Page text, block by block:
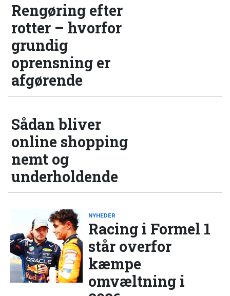
Rengøring efter
rotter – hvorfor
grundig
oprensning er
afgørende
Sådan bliver
online shopping
nemt og
underholdende
NYHEDER
Racing i Formel 1
står overfor
kæmpe
omvæltning i